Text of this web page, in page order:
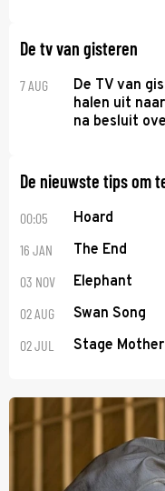
De tv van gisteren
7 AUG
De TV van
halen uit
na besluit
De nieuwste tips om
00:05 Hoard
16 JAN The End
03 NOV Elephant
02 AUG Swan Song
02 JUL Stage Mother